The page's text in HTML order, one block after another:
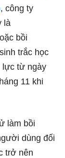
, công ty
là
bồi
trắc học
lực từ ngày
11 khi
làm bồi
dùng đối
trở nên